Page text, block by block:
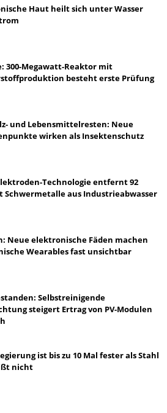
Haut heilt sich unter Wasser
300-Megawatt-Reaktor mit
besteht erste Prüfung
und Lebensmittelresten: Neue
wirken als Insektenschutz
Technologie entfernt 92
Schwermetalle aus Industrieabwasser
Neue elektronische Fäden machen
Wearables fast unsichtbar
Selbstreinigende
steigert Ertrag von PV-Modulen
ist bis zu 10 Mal fester als Stahl
nicht